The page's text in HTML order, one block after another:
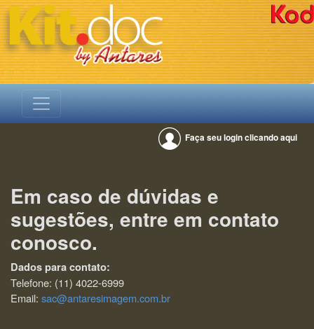
Faça seu login clicando aqui
Em caso de dúvidas e
sugestões, entre em contato
conosco.
Dados para contato:
Telefone: (11) 4022-6999
Email: sac@antaresimagem.com.br